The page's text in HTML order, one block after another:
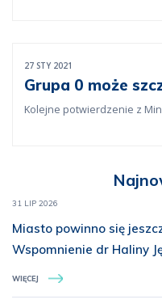
31 LIP 2026
Miasto powinno się
Wspomnienie dr Haliny
Batalionu „Miotła”
WIĘCEJ
27 STY 2021
Grupa 0 może
etapie
Kolejne potwierdzenie z